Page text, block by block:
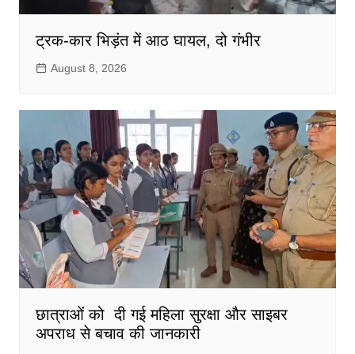
ट्रक-कार भिड़ंत में आठ घायल, दो गंभीर
August 8, 2026
छात्राओं को दी गई महिला सुरक्षा और साइबर
अपराध से बचाव की जानकारी